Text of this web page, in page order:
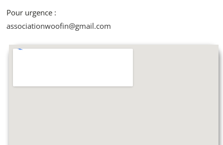
Pour urgence :
associationwoofin@gmail.com